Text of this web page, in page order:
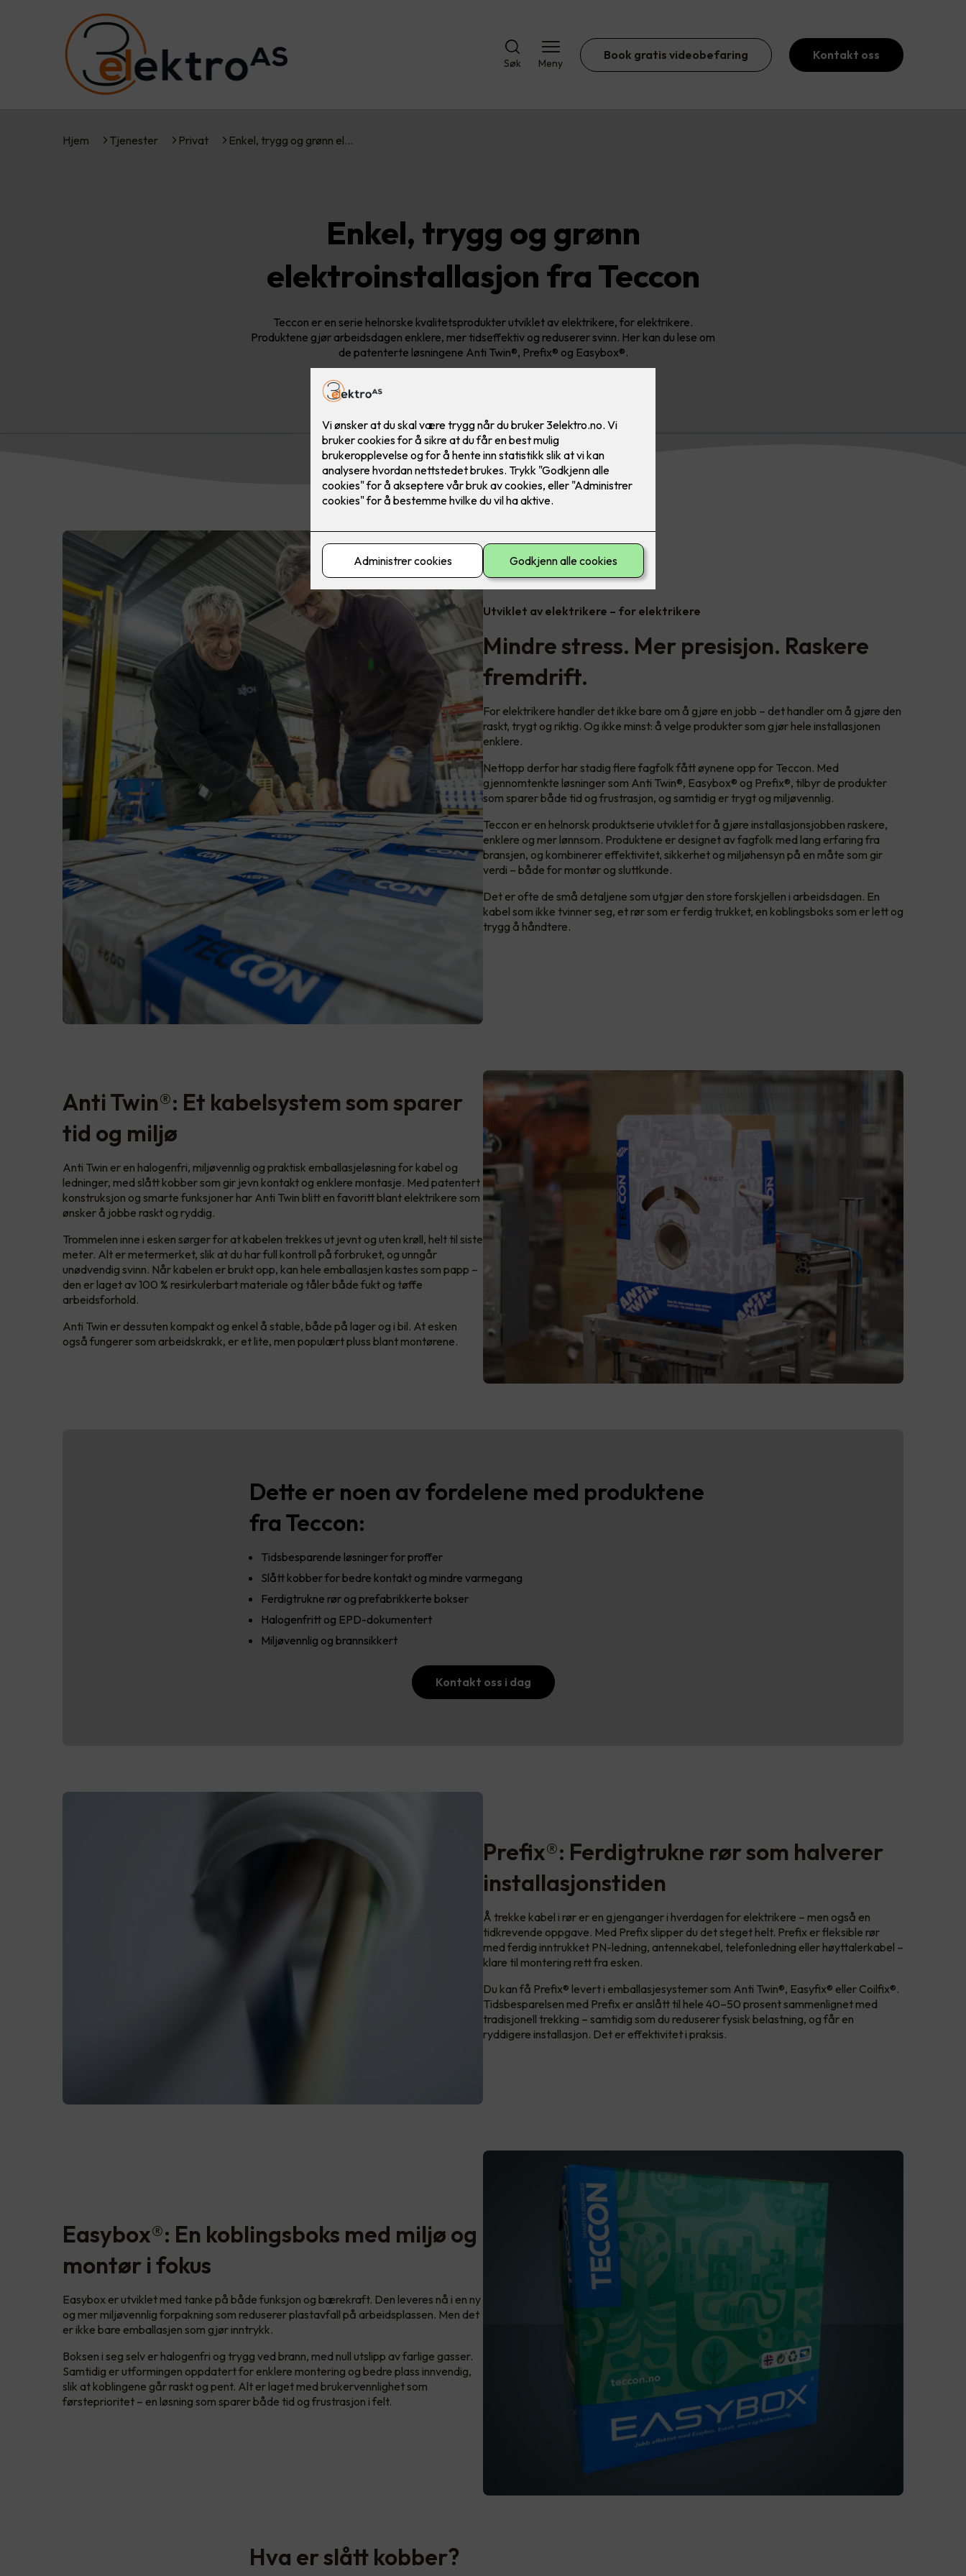
Søk Meny
Book gratis videobefaring Kontakt oss
Hjem Tjenester Privat Enkel, trygg og grønn el…
Enkel, trygg og grønn
elektroinstallasjon fra Teccon
Teccon er en serie helnorske kvalitetsprodukter utviklet av elektrikere, for elektrikere.
Produktene gjør arbeidsdagen enklere, mer tidseffektiv og reduserer svinn. Her kan du lese om
de patenterte løsningene Anti Twin®, Prefix® og Easybox®.
Utviklet av elektrikere – for elektrikere
Mindre stress. Mer presisjon. Raskere
fremdrift.
For elektrikere handler det ikke bare om å gjøre en jobb – det handler om å gjøre den
raskt, trygt og riktig. Og ikke minst: å velge produkter som gjør hele installasjonen
enklere.
Nettopp derfor har stadig flere fagfolk fått øynene opp for Teccon. Med
gjennomtenkte løsninger som Anti Twin®, Easybox® og Prefix®, tilbyr de produkter
som sparer både tid og frustrasjon, og samtidig er trygt og miljøvennlig.
Teccon er en helnorsk produktserie utviklet for å gjøre installasjonsjobben raskere,
enklere og mer lønnsom. Produktene er designet av fagfolk med lang erfaring fra
bransjen, og kombinerer effektivitet, sikkerhet og miljøhensyn på en måte som gir
verdi – både for montør og sluttkunde.
Det er ofte de små detaljene som utgjør den store forskjellen i arbeidsdagen. En
kabel som ikke tvinner seg, et rør som er ferdig trukket, en koblingsboks som er lett og
trygg å håndtere.
Anti Twin®: Et kabelsystem som sparer
tid og miljø
Anti Twin er en halogenfri, miljøvennlig og praktisk emballasjeløsning for kabel og
ledninger, med slått kobber som gir jevn kontakt og enklere montasje. Med patentert
konstruksjon og smarte funksjoner har Anti Twin blitt en favoritt blant elektrikere som
ønsker å jobbe raskt og ryddig.
Trommelen inne i esken sørger for at kabelen trekkes ut jevnt og uten krøll, helt til siste
meter. Alt er metermerket, slik at du har full kontroll på forbruket, og unngår
unødvendig svinn. Når kabelen er brukt opp, kan hele emballasjen kastes som papp –
den er laget av 100 % resirkulerbart materiale og tåler både fukt og tøffe
arbeidsforhold.
Anti Twin er dessuten kompakt og enkel å stable, både på lager og i bil. At esken
også fungerer som arbeidskrakk, er et lite, men populært pluss blant montørene.
Dette er noen av fordelene med produktene
fra Teccon:
Tidsbesparende løsninger for proffer
Slått kobber for bedre kontakt og mindre varmegang
Ferdigtrukne rør og prefabrikkerte bokser
Halogenfritt og EPD-dokumentert
Miljøvennlig og brannsikkert
Kontakt oss i dag
Prefix®: Ferdigtrukne rør som halverer
installasjonstiden
Å trekke kabel i rør er en gjenganger i hverdagen for elektrikere – men også en
tidkrevende oppgave. Med Prefix slipper du det steget helt. Prefix er fleksible rør
med ferdig inntrukket PN-ledning, antennekabel, telefonledning eller høyttalerkabel –
klare til montering rett fra esken.
Du kan få Prefix® levert i emballasjesystemer som Anti Twin®, Easyfix® eller Coilfix®.
Tidsbesparelsen med Prefix er anslått til hele 40–50 prosent sammenlignet med
tradisjonell trekking – samtidig som du reduserer fysisk belastning, og får en
ryddigere installasjon. Det er effektivitet i praksis.
Easybox®: En koblingsboks med miljø og
montør i fokus
Easybox er utviklet med tanke på både funksjon og bærekraft. Den leveres nå i en ny
og mer miljøvennlig forpakning som reduserer plastavfall på arbeidsplassen. Men det
er ikke bare emballasjen som gjør inntrykk.
Boksen i seg selv er halogenfri og trygg ved brann, med null utslipp av farlige gasser.
Samtidig er utformingen oppdatert for enklere montering og bedre plass innvendig,
slik at koblingene går raskt og pent. Alt er laget med brukervennlighet som
førsteprioritet – en løsning som sparer både tid og frustrasjon i felt.
Hva er slått kobber?